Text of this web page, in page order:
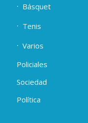
Básquet
Tenis
Varios
Policiales
Sociedad
Política